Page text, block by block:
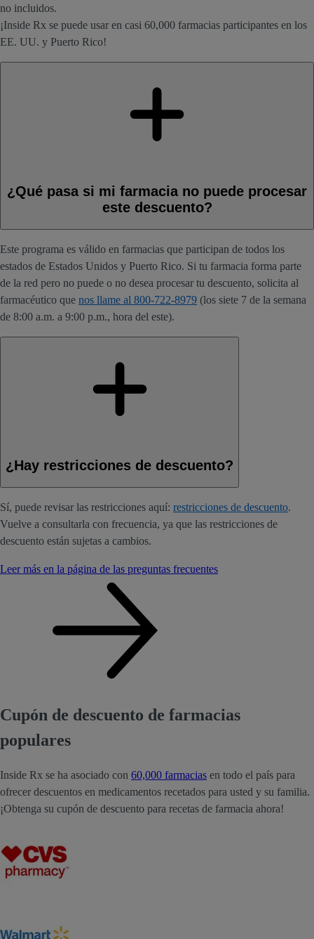
no incluidos.
¡Inside Rx se puede usar en casi 60,000 farmacias participantes en los
EE. UU. y Puerto Rico!
¿Qué pasa si mi farmacia no puede procesar
este descuento?
Este programa es válido en farmacias que participan de todos los
estados de Estados Unidos y Puerto Rico. Si tu farmacia forma parte
de la red pero no puede o no desea procesar tu descuento, solicita al
farmacéutico que nos llame al 800-722-8979 (los siete 7 de la semana
de 8:00 a.m. a 9:00 p.m., hora del este).
¿Hay restricciones de descuento?
Sí, puede revisar las restricciones aquí: restricciones de descuento.
Vuelve a consultarla con frecuencia, ya que las restricciones de
descuento están sujetas a cambios.
Leer más en la página de las preguntas frecuentes
Cupón de descuento de farmacias
populares
Inside Rx se ha asociado con 60,000 farmacias en todo el país para
ofrecer descuentos en medicamentos recetados para usted y su familia.
¡Obtenga su cupón de descuento para recetas de farmacia ahora!